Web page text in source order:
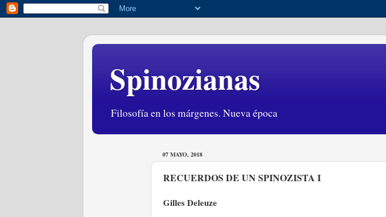
Spinozianas
Filosofía en los márgenes. Nueva época
07 MAYO, 2018
RECUERDOS DE UN SPINOZISTA I
Gilles Deleuze